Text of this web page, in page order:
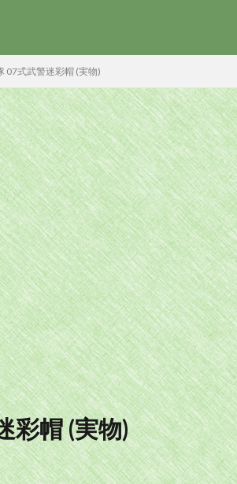
07式武警迷彩帽 (実物)
彩帽 (実物)